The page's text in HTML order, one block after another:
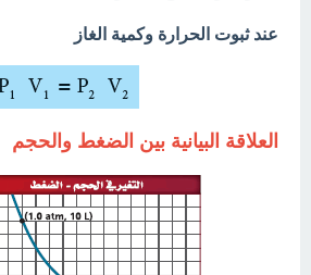
عند ثبوت الحرارة وكمية الغاز
العلاقة البيانية بين الضغط والحجم